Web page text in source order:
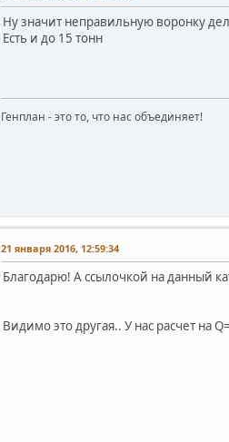
Ну значит неправильную воронку
Есть и до 15 тонн
Генплан - это то, что нас объединяет!
21 января 2016, 12:59:34
Благодарю! А ссылочкой на данный
Видимо это другая.. У нас расчет на